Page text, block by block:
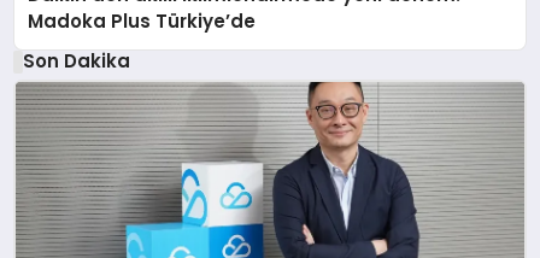
Madoka Plus Türkiye’de
Son Dakika